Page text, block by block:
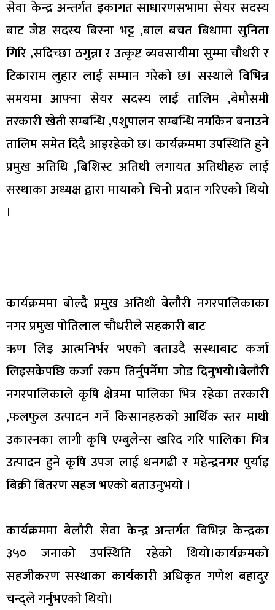
सेवा केन्द्र अन्तर्गत इकागत साधारणसभामा सेयर सदस्य
बाट जेष्ठ सदस्य बिस्ना भट्ट ,बाल बचत बिधामा सुनिता
गिरि ,सदिच्छा ठगुन्ना र उत्कृष्ट ब्यवसायीमा सुम्मा चौधरी र
टिकाराम लुहार लाई सम्मान गरेको छ। सस्थाले विभिन्न
समयमा आफ्ना सेयर सदस्य लाई तालिम ,बेमौसमी
तरकारी खेती सम्बन्धि ,पशुपालन सम्बन्धि नमकिन बनाउने
तालिम समेत दिदै आइरहेको छ। कार्यक्रममा उपस्थिति हुने
प्रमुख अतिथि ,बिशिस्ट अतिथी लगायत अतिथीहरु लाई
सस्थाका अध्यक्ष द्वारा मायाको चिनो प्रदान गरिएको थियो
।
कार्यक्रममा बोल्दै प्रमुख अतिथी बेलौरी नगरपालिकाका
नगर प्रमुख पोतिलाल चौधरीले सहकारी बाट
ऋण लिइ आत्मनिर्भर भएको बताउदै सस्थाबाट कर्जा
लिइसकेपछि कर्जा रकम तिर्नुपर्नेमा जोड दिनुभयो।बेलौरी
नगरपालिकाले कृषि क्षेत्रमा पालिका भित्र रहेका तरकारी
,फलफुल उत्पादन गर्ने किसानहरुको आर्थिक स्तर माथी
उकास्नका लागी कृषि एम्बुलेन्स खरिद गरि पालिका भित्र
उत्पादन हुने कृषि उपज लाई धनगढी र महेन्द्रनगर पुर्याइ
बिक्री बितरण सहज भएको बताउनुभयो ।
कार्यक्रममा बेलौरी सेवा केन्द्र अन्तर्गत विभिन्न केन्द्रका
३५० जनाको उपस्थिति रहेको थियो।कार्यक्रमको
सहजीकरण सस्थाका कार्यकारी अधिकृत गणेश बहादुर
चन्द्ले गर्नुभएको थियो।